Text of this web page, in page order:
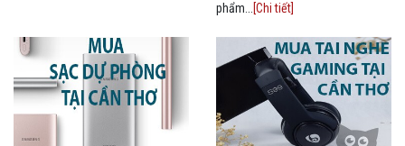
phẩm...[Chi tiết]